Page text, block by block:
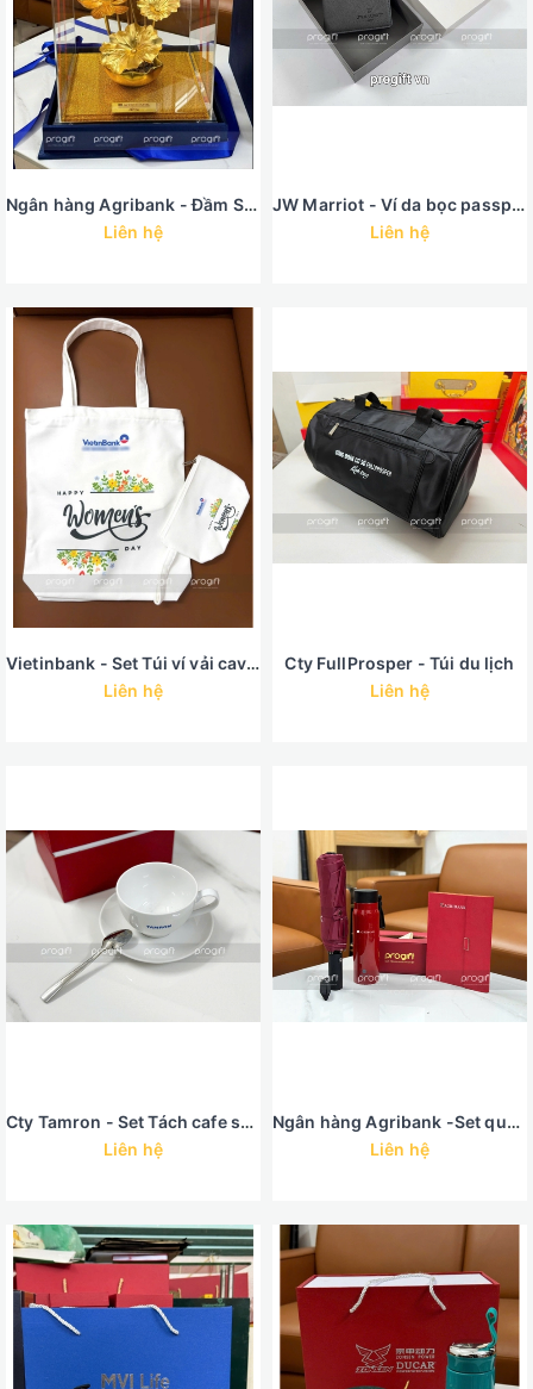
Ngân hàng Agribank - Đầm Sen mạ vàng size VIP
Liên hệ
JW Marriot - Ví da bọc passport
Liên hệ
Vietinbank - Set Túi ví vải cavnas in họa tiết hoa vintage
Liên hệ
Cty FullProsper - Túi du lịch
Liên hệ
Cty Tamron - Set Tách cafe sứ Minh Long
Liên hệ
Ngân hàng Agribank -Set quà ô bình giữ nhiệt màu đỏ
Liên hệ